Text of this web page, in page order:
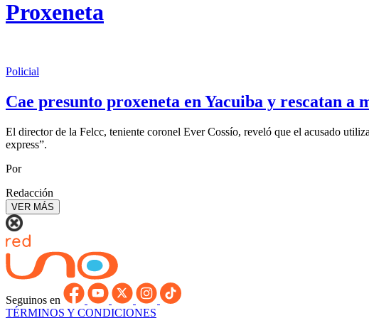
Proxeneta
Policial
Cae presunto proxeneta en Yacuiba y rescatan a
El director de la Felcc, teniente coronel Ever Cossío, reveló que el acusado
express”.
Por
Redacción
VER MÁS
Seguinos en
TÉRMINOS Y CONDICIONES